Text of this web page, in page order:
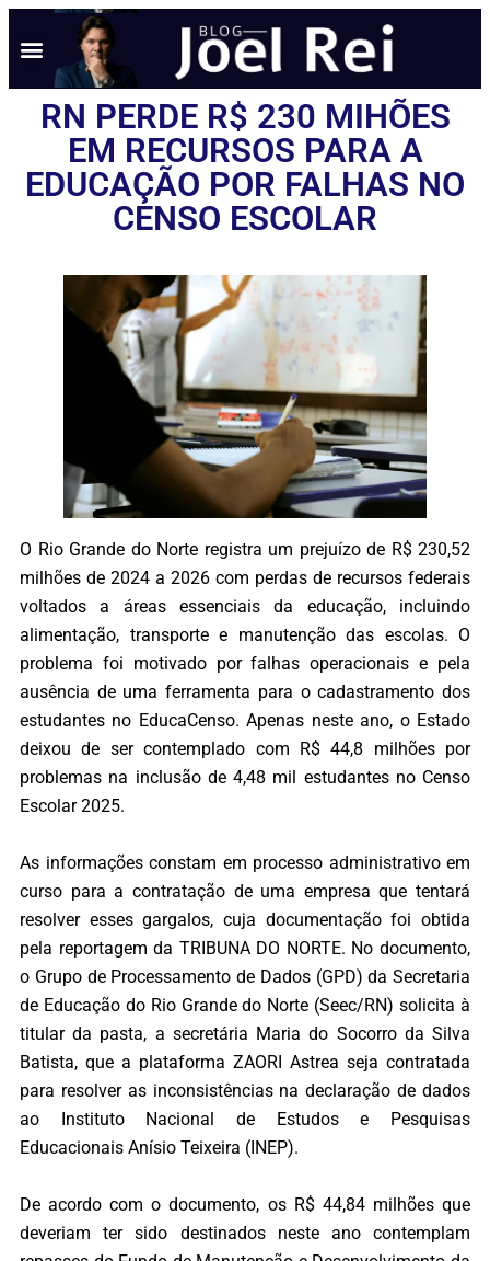
RN PERDE R$ 230 MIHÕES
EM RECURSOS PARA A
EDUCAÇÃO POR FALHAS NO
CENSO ESCOLAR
O Rio Grande do Norte registra um prejuízo de R$ 230,52
milhões de 2024 a 2026 com perdas de recursos federais
voltados a áreas essenciais da educação, incluindo
alimentação, transporte e manutenção das escolas. O
problema foi motivado por falhas operacionais e pela
ausência de uma ferramenta para o cadastramento dos
estudantes no EducaCenso. Apenas neste ano, o Estado
deixou de ser contemplado com R$ 44,8 milhões por
problemas na inclusão de 4,48 mil estudantes no Censo
Escolar 2025.
As informações constam em processo administrativo em
curso para a contratação de uma empresa que tentará
resolver esses gargalos, cuja documentação foi obtida
pela reportagem da TRIBUNA DO NORTE. No documento,
o Grupo de Processamento de Dados (GPD) da Secretaria
de Educação do Rio Grande do Norte (Seec/RN) solicita à
titular da pasta, a secretária Maria do Socorro da Silva
Batista, que a plataforma ZAORI Astrea seja contratada
para resolver as inconsistências na declaração de dados
ao Instituto Nacional de Estudos e Pesquisas
Educacionais Anísio Teixeira (INEP).
De acordo com o documento, os R$ 44,84 milhões que
deveriam ter sido destinados neste ano contemplam